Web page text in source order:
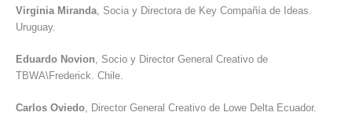
Virginia Miranda , Socia y Directora de Key Compañía de Ideas.
Uruguay.
Eduardo Novion, Socio y Director General Creativo de
TBWA\Frederick. Chile.
Carlos Oviedo, Director General Creativo de Lowe Delta Ecuador.